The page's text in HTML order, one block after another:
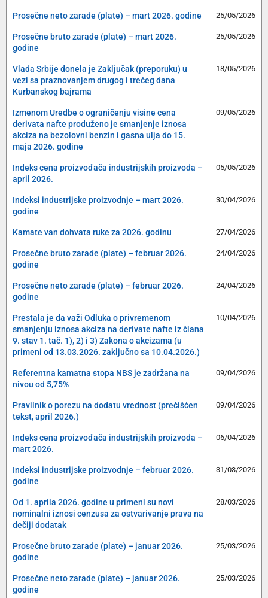
Prosečne neto zarade (plate) – mart 2026. godine 25/05/2026
Prosečne bruto zarade (plate) – mart 2026.
godine
25/05/2026
Vlada Srbije donela je Zaključak (preporuku) u
vezi sa praznovanjem drugog i trećeg dana
Kurbanskog bajrama
18/05/2026
Izmenom Uredbe o ograničenju visine cena
derivata nafte produženo je smanjenje iznosa
akciza na bezolovni benzin i gasna ulja do 15.
maja 2026. godine
09/05/2026
Indeks cena proizvođača industrijskih proizvoda –
april 2026.
05/05/2026
Indeksi industrijske proizvodnje – mart 2026.
godine
30/04/2026
Kamate van dohvata ruke za 2026. godinu 27/04/2026
Prosečne bruto zarade (plate) – februar 2026.
godine
24/04/2026
Prosečne neto zarade (plate) – februar 2026.
godine
24/04/2026
Prestala je da važi Odluka o privremenom
smanjenju iznosa akciza na derivate nafte iz člana
9. stav 1. tač. 1), 2) i 3) Zakona o akcizama (u
primeni od 13.03.2026. zaključno sa 10.04.2026.)
10/04/2026
Referentna kamatna stopa NBS je zadržana na
nivou od 5,75%
09/04/2026
Pravilnik o porezu na dodatu vrednost (prečišćen
tekst, april 2026.)
09/04/2026
Indeks cena proizvođača industrijskih proizvoda –
mart 2026.
06/04/2026
Indeksi industrijske proizvodnje – februar 2026.
godine
31/03/2026
Od 1. aprila 2026. godine u primeni su novi
nominalni iznosi cenzusa za ostvarivanje prava na
dečiji dodatak
28/03/2026
Prosečne bruto zarade (plate) – januar 2026.
godine
25/03/2026
Prosečne neto zarade (plate) – januar 2026.
godine
25/03/2026